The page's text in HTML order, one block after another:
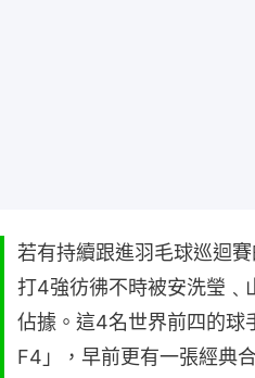
若有持續跟進羽毛球巡迴
打4強彷彿不時被安洗瑩﹑
佔據。這4名世界前四的球
F4」，早前更有一張經典